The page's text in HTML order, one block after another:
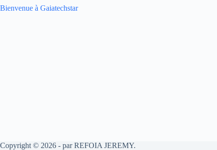
Bienvenue à Gaiatechstar
Copyright © 2026 - par REFOIA JEREMY.